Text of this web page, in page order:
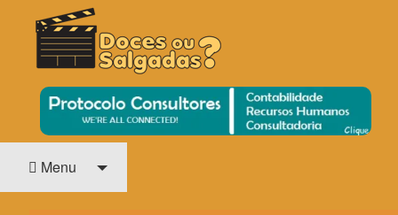
DOCES OU SALGADAS?
O Cinema? Uma Paixão!!
Menu